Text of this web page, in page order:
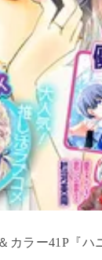
カラー41P 『